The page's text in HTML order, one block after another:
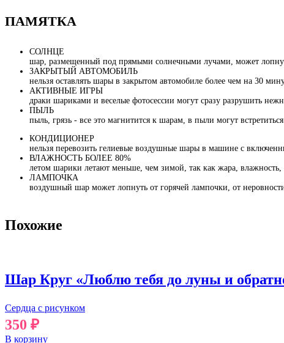
ПАМЯТКА
СОЛНЦЕ
шар, размещенный под прямыми солнечными лучами, может
ЗАКРЫТЫЙ АВТОМОБИЛЬ
нельзя оставлять шары в закрытом автомобиле более чем на 30
АКТИВНЫЕ ИГРЫ
драки шариками и веселые фотосессии могут сразу разрушить
ПЫЛЬ
пыль, грязь - все это магнитится к шарам, в пыли могут
КОНДИЦИОНЕР
нельзя перевозить гелиевые воздушные шары в машине с
ВЛАЖНОСТЬ БОЛЕЕ 80%
летом шарики летают меньше, чем зимой, так как жара, влажность,
ЛАМПОЧКА
воздушный шар может лопнуть от горячей лампочки, от
Похожие
Шар Круг «Люблю тебя до луны и
Сердца с рисунком
350 ₽
В корзину